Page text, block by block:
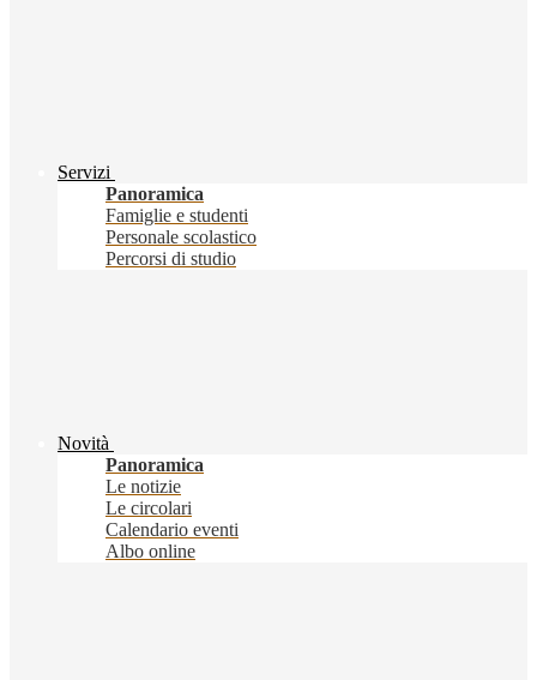
Servizi
Panoramica
Famiglie e studenti
Personale scolastico
Percorsi di studio
Novità
Panoramica
Le notizie
Le circolari
Calendario eventi
Albo online